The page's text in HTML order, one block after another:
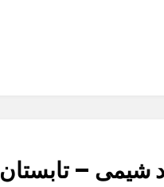
– تابستان 1391